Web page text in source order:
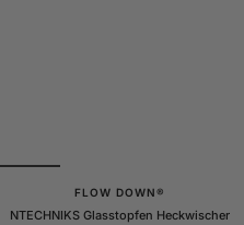
FLOW DOWN®
NTECHNIKS Glasstopfen Heckwischer